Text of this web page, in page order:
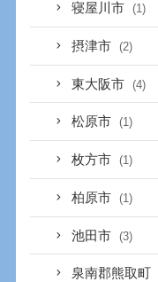
寝屋川市 (1)
摂津市 (2)
東大阪市 (4)
松原市 (1)
枚方市 (1)
柏原市 (1)
池田市 (3)
泉南郡熊取町